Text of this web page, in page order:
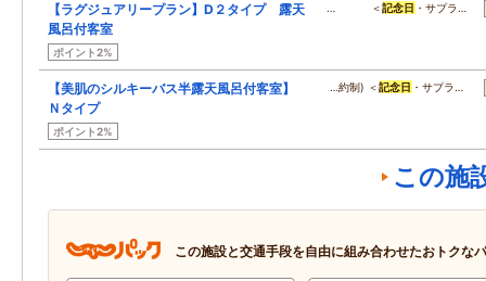
【ラグジュアリープラン】D２タイプ 露天
風呂付客室
ポイント2%
… ＜記念日 ・サプラ…
【美肌のシルキーバス半露天風呂付客室】
Ｎタイプ
ポイント2%
…約制) ＜記念日 ・サプラ…
この施
この施設と交通手段を自由に組み合わせたおトクな